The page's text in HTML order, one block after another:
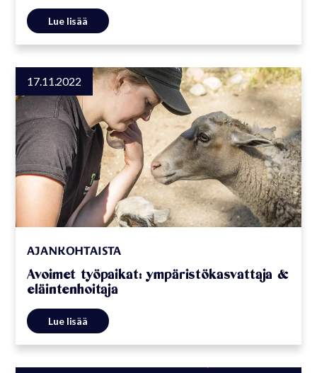
Lue lisää
17.11.2022
AJANKOHTAISTA
Avoimet työpaikat: ympäristökasvattaja &
eläintenhoitaja
Lue lisää